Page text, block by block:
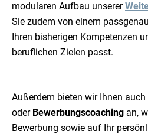
modularen Aufbau unserer
Sie zudem von einem
Ihren bisherigen Kompetenzen
beruflichen Zielen passt.
Außerdem bieten wir Ihnen auch
oder Bewerbungscoaching an,
Bewerbung sowie auf Ihr